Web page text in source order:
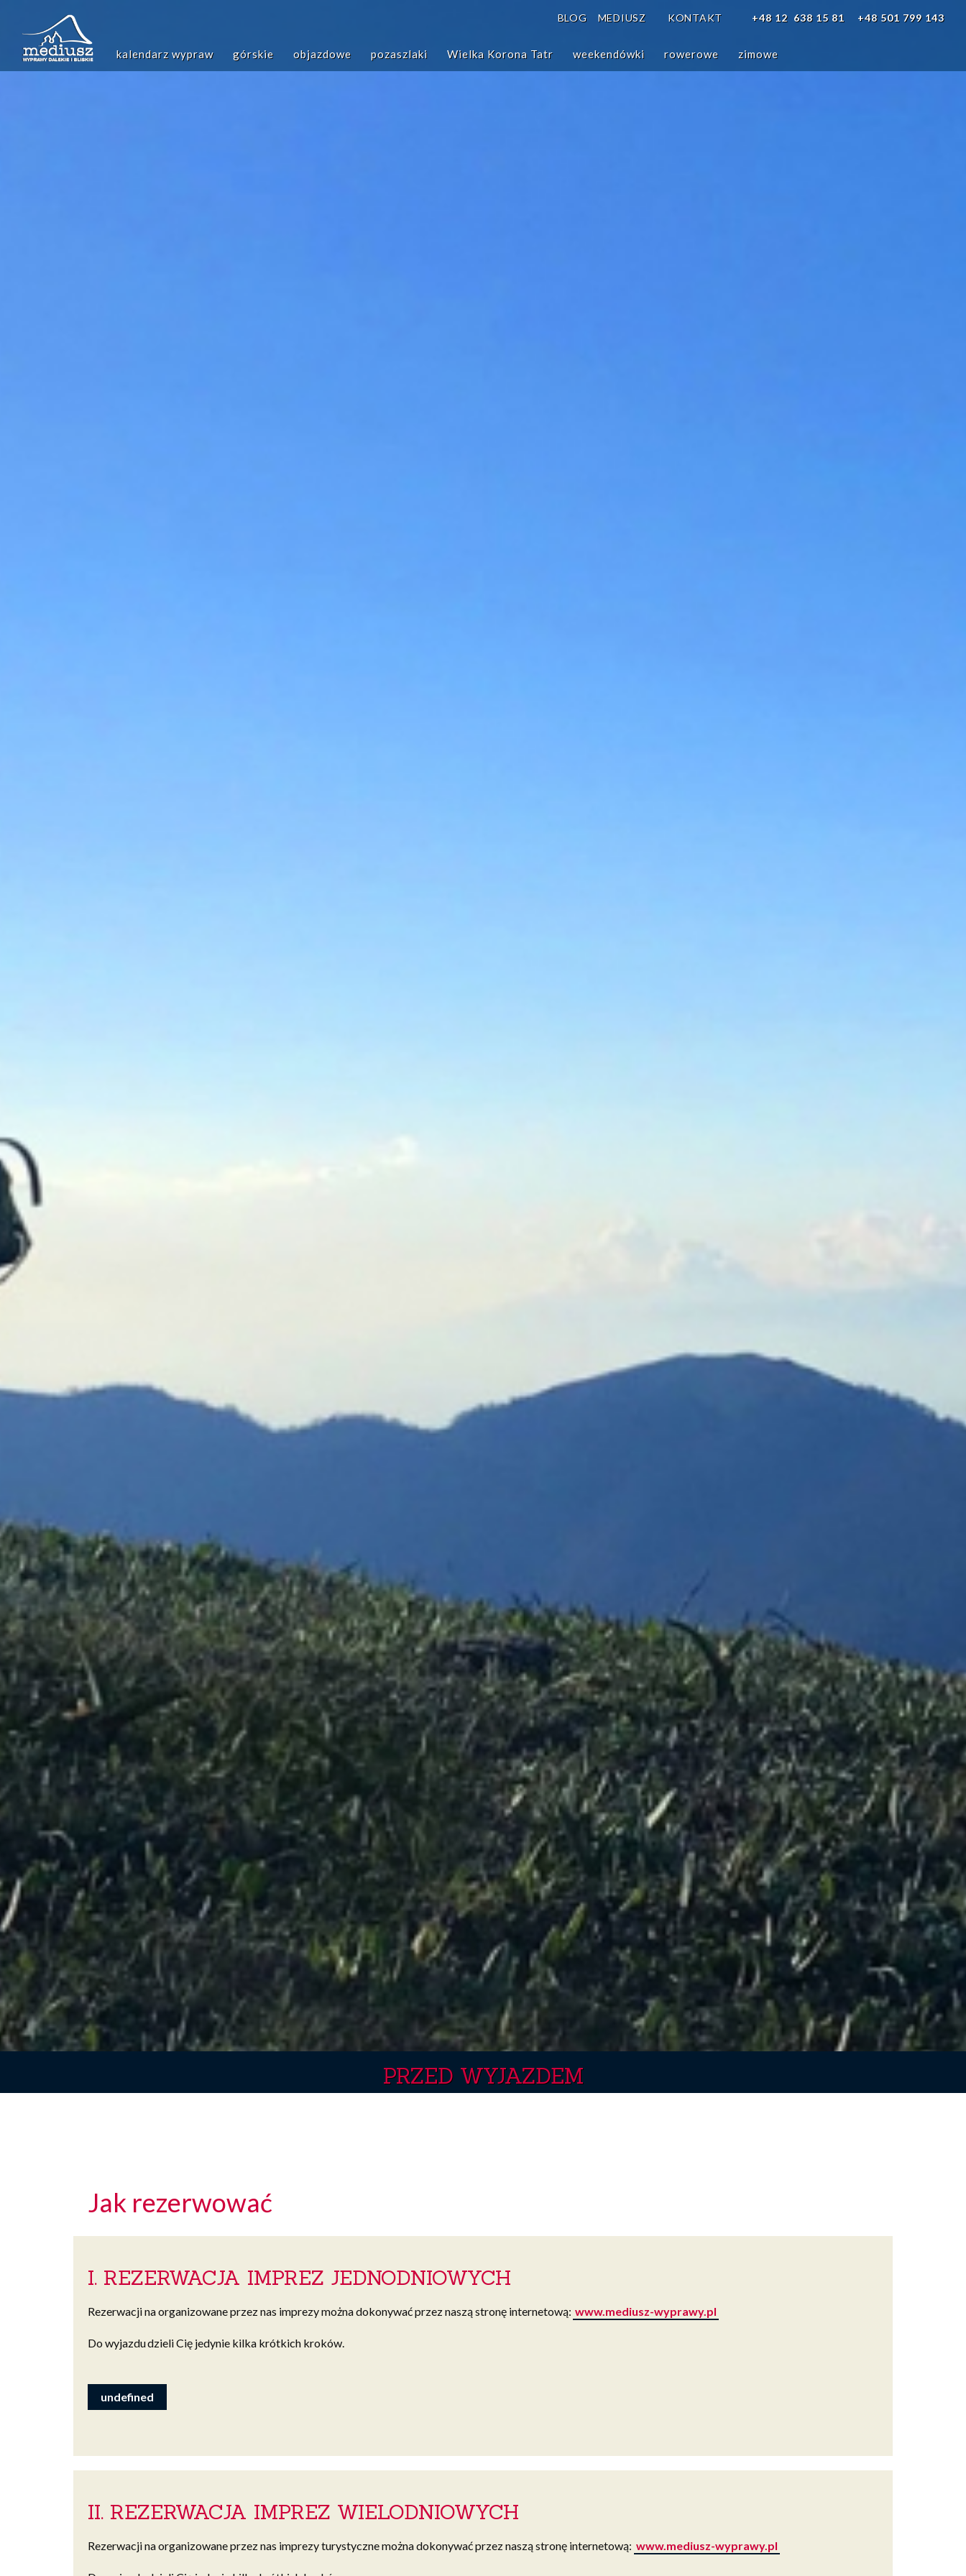
Główna
nawigacja
kalendarz wypraw górskie objazdowe pozaszlaki Wielka Korona Tatr weekendówki rowerowe zimowe
+48 12 638 15 81 +48 501 799 143
minimenu
BLOG MEDIUSZ KONTAKT
PRZED WYJAZDEM
Jak rezerwować
I. REZERWACJA IMPREZ JEDNODNIOWYCH
Rezerwacji na organizowane przez nas imprezy można dokonywać przez naszą stronę internetową: www.mediusz-wyprawy.pl
Do wyjazdu dzieli Cię jedynie kilka krótkich kroków.
undefined
II. REZERWACJA IMPREZ WIELODNIOWYCH
Rezerwacji na organizowane przez nas imprezy turystyczne można dokonywać przez naszą stronę internetową: www.mediusz-wyprawy.pl